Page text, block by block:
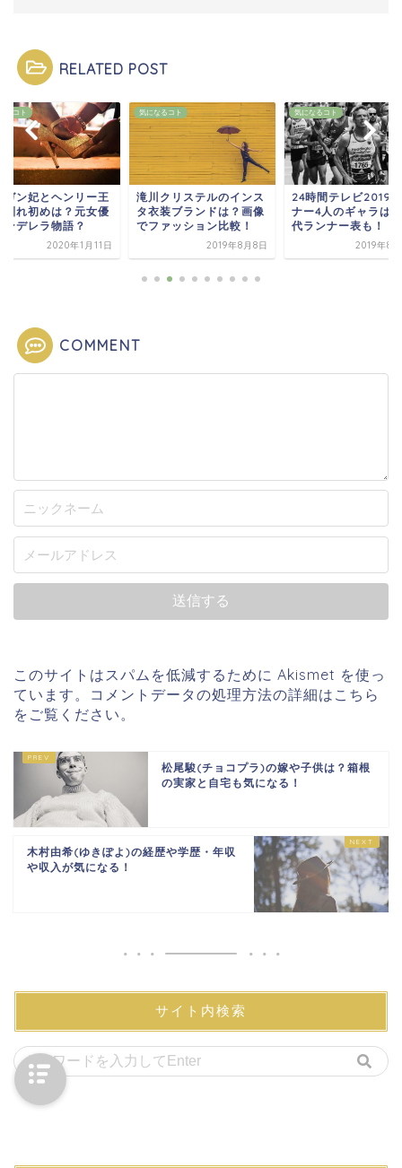
RELATED POST
るコト
クリステルのインス
装ブランドは？画像
ァッション比較！
2019年8月8日
気になるコト
24時間テレビ2019ラン
ナー4人のギャラは？歴
代ランナー表も！
2019年8月24日
気になるコト
木村由希(ゆきぽよ)
歴や学歴・年収や収
気になる！
2019年6
COMMENT
このサイトはスパムを低減するために Akismet を使っ
ています。 コメントデータの処理方法の詳細はこちら
をご覧ください 。
松尾駿(チョコプラ)の嫁や子供は？箱根
の実家と自宅も気になる！
木村由希(ゆきぽよ)の経歴や学歴・年収
や収入が気になる！
サイト内検索